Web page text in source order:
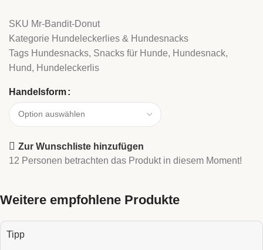
SKU Mr-Bandit-Donut
Kategorie Hundeleckerlies & Hundesnacks
Tags Hundesnacks, Snacks für Hunde, Hundesnack,
Hund, Hundeleckerlis
Handelsform
Zur Wunschliste hinzufügen
12 Personen betrachten das Produkt in diesem Moment!
Weitere empfohlene Produkte
Tipp